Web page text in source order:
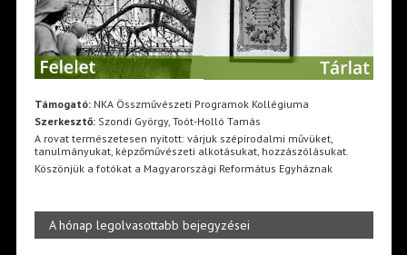
Támogató:NKA Összművészeti Programok Kollégiuma
Szerkesztő:Szondi György, Toót-Holló Tamás
A rovat természetesen nyitott: várjuk szépirodalmi művüket,
tanulmányukat, képzőművészeti alkotásukat, hozzászólásukat.
Köszönjük a fotókat a Magyarországi Református Egyháznak
A hónap legolvasottabb bejegyzései